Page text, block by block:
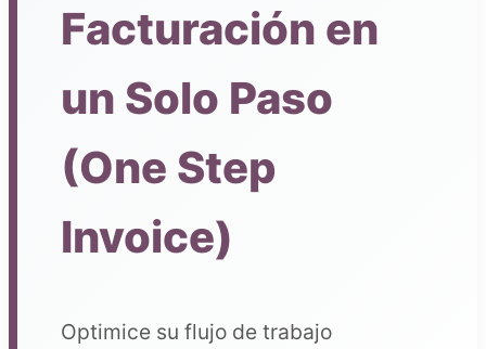
Facturación en
un Solo Paso
(One Step
Invoice)
Optimice su flujo de trabajo